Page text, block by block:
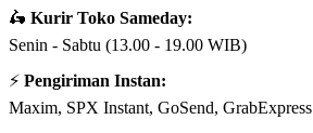
🛵 Kurir Toko Sameday:
Senin - Sabtu (13.00 - 19.00 WIB)
⚡ Pengiriman Instan:
Maxim, SPX Instant, GoSend, GrabExpress